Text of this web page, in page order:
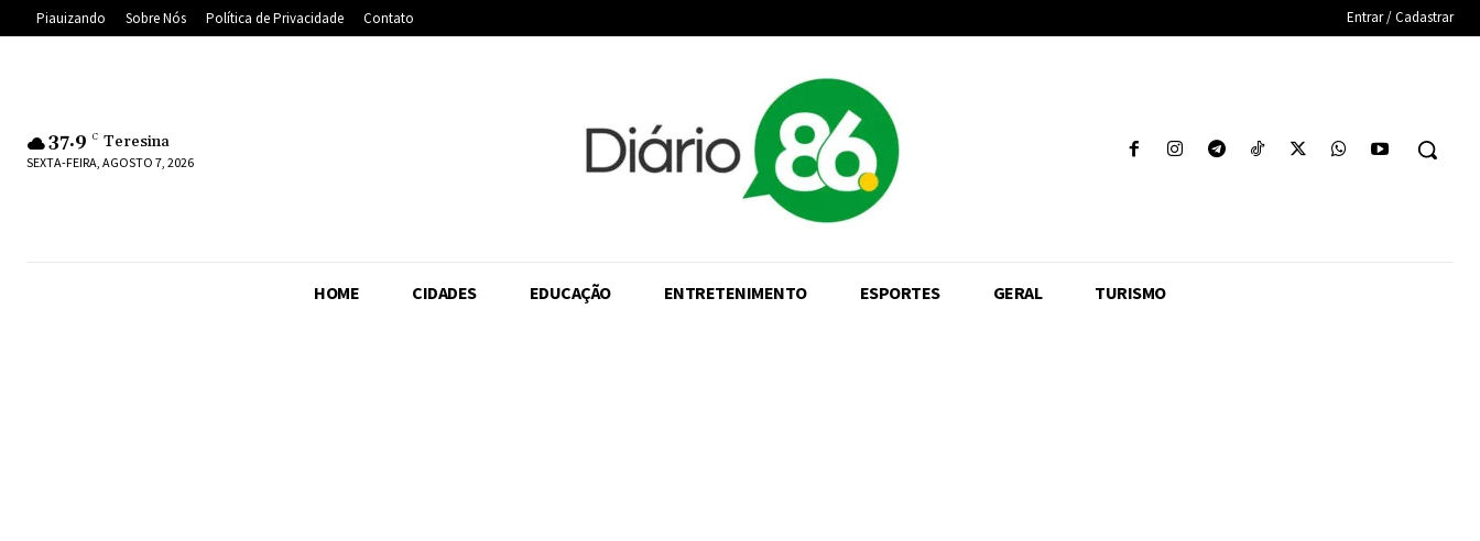
Piauizando Sobre Nós Política de Privacidade Contato Entrar / Cadastrar
37.9 C Teresina
SEXTA-FEIRA, AGOSTO 7, 2026
HOME CIDADES EDUCAÇÃO ENTRETENIMENTO ESPORTES GERAL TURISMO